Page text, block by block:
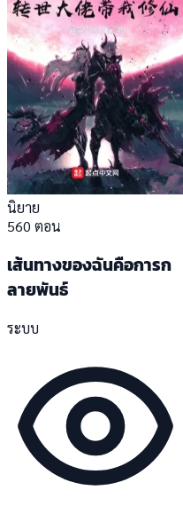
นิยาย
560 ตอน
เส้นทางของฉันคือการก
ลายพันธ์
ระบบ